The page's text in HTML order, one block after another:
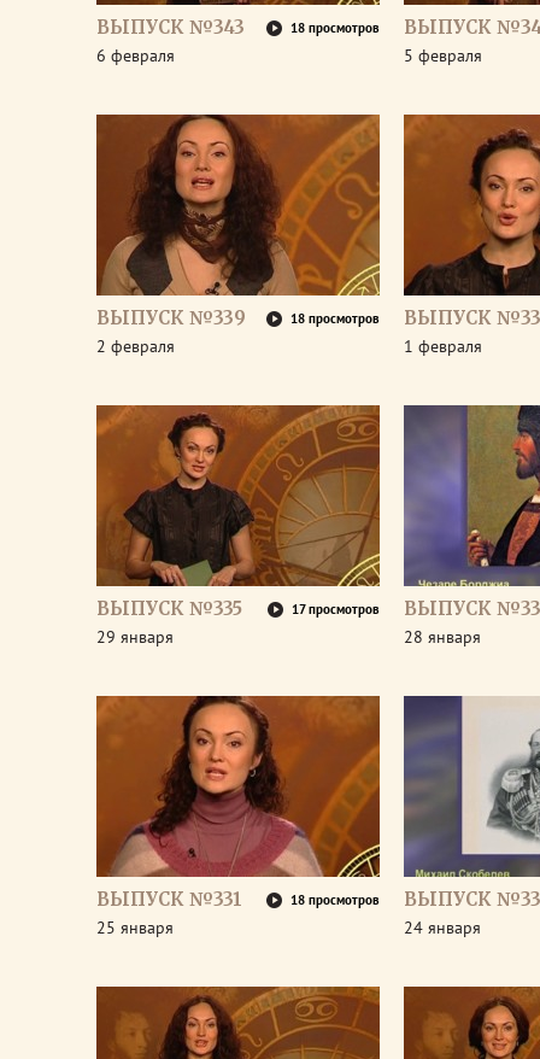
ВЫПУСК №343 18 просмотров
6 февраля
ВЫПУСК
5 февраля
ВЫПУСК №339 18 просмотров
2 февраля
ВЫПУСК
1 февраля
ВЫПУСК №335 17 просмотров
29 января
ВЫПУСК
28 января
ВЫПУСК №331 18 просмотров
25 января
ВЫПУСК
24 января